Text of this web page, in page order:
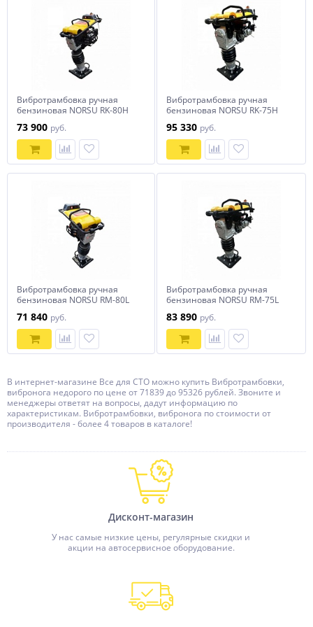
Вибротрамбовка ручная
бензиновая NORSU RK-80H
73 900 руб.
Вибротрамбовка ручная
бензиновая NORSU RK-75H
95 330 руб.
Вибротрамбовка ручная
бензиновая NORSU RM-80L
71 840 руб.
Вибротрамбовка ручная
бензиновая NORSU RM-75L
83 890 руб.
В интернет-магазине Все для СТО можно купить Вибротрамбовки,
вибронога недорого по цене от 71839 до 95326 рублей. Звоните и
менеджеры ответят на вопросы, дадут информацию по
характеристикам. Вибротрамбовки, вибронога по стоимости от
производителя - более 4 товаров в каталоге!
Дисконт-магазин
У нас самые низкие цены, регулярные скидки и
акции на автосервисное оборудование.